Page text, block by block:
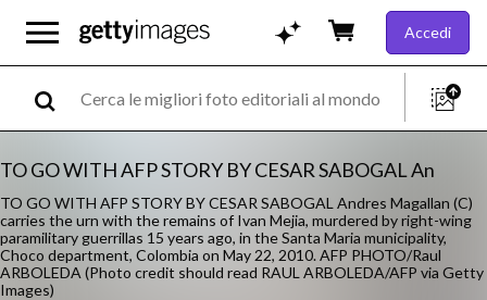
Accedi
TO GO WITH AFP STORY BY CESAR SABOGAL An
TO GO WITH AFP STORY BY CESAR SABOGAL Andres Magallan (C)
carries the urn with the remains of Ivan Mejia, murdered by right-wing
paramilitary guerrillas 15 years ago, in the Santa Maria municipality,
Choco department, Colombia on May 22, 2010. AFP PHOTO/Raul
ARBOLEDA (Photo credit should read RAUL ARBOLEDA/AFP via Getty
Images)